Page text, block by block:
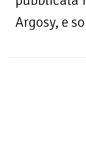
Argosy, e